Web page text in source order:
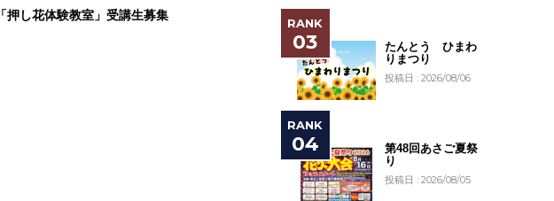
「押し花体験教室」受講生募集
たんとう ひまわ
りまつり
投稿日 : 2026/08/06
第48回あさご夏祭
り
投稿日 : 2026/08/05